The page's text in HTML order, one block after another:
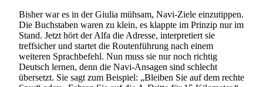
Bisher war es in der Giulia mühsam, Navi-Ziele einzutippen.
Die Buchstaben waren zu klein, es klappte im Prinzip nur im
Stand. Jetzt hört der Alfa die Adresse, interpretiert sie
treffsicher und startet die Routenführung nach einem
weiteren Sprachbefehl. Nun muss sie nur noch richtig
Deutsch lernen, denn die Navi-Ansagen sind schlecht
übersetzt. Sie sagt zum Beispiel: „Bleiben Sie auf dem rechte